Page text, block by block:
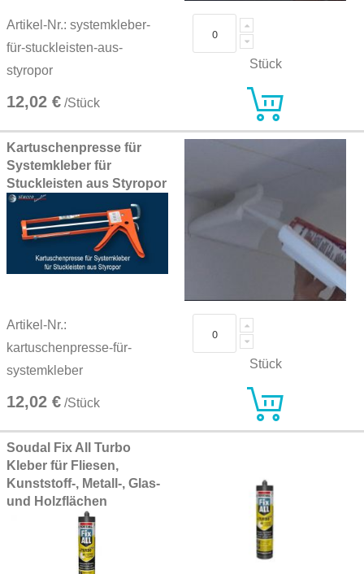
Artikel-Nr.: systemkleber-
für-stuckleisten-aus-
styropor
12,02 € /Stück
Stück
Kartuschenpresse für
Systemkleber für
Stuckleisten aus Styropor
Artikel-Nr.:
kartuschenpresse-für-
systemkleber
12,02 € /Stück
Stück
Soudal Fix All Turbo
Kleber für Fliesen,
Kunststoff-, Metall-, Glas-
und Holzflächen